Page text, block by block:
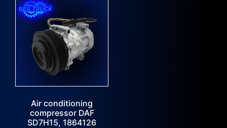
Air conditioning
compressor DAF
SD7H15, 1864126